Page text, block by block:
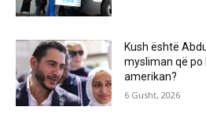
Kush është
mysliman që
amerikan?
6 Gusht, 2026